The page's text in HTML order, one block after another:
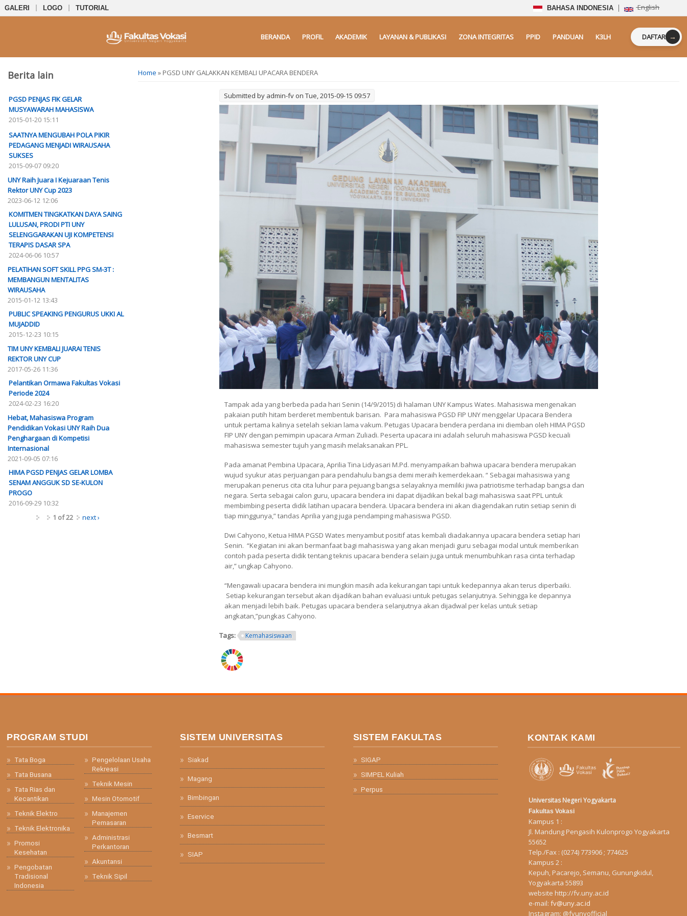
BAHASA INDONESIA English
GALERI LOGO TUTORIAL
BERANDA PROFIL AKADEMIK LAYANAN & PUBLIKASI ZONA INTEGRITAS PPID PANDUAN K3LH DAFTAR →
You are here
Home » PGSD UNY GALAKKAN KEMBALI UPACARA BENDERA
Submitted by admin-fvon Tue, 2015-09-15 09:57
Tampak ada yang berbeda pada hari Senin (14/9/2015) di halaman UNY Kampus Wates. Mahasiswa mengenakan
pakaian putih hitam berderet membentuk barisan. Para mahasiswa PGSD FIP UNY menggelar Upacara Bendera
untuk pertama kalinya setelah sekian lama vakum. Petugas Upacara bendera perdana ini diemban oleh HIMA PGSD
FIP UNY dengan pemimpin upacara Arman Zuliadi. Peserta upacara ini adalah seluruh mahasiswa PGSD kecuali
mahasiswa semester tujuh yang masih melaksanakan PPL.
Pada amanat Pembina Upacara, Aprilia Tina Lidyasari M.Pd. menyampaikan bahwa upacara bendera merupakan
wujud syukur atas perjuangan para pendahulu bangsa demi meraih kemerdekaan. “ Sebagai mahasiswa yang
merupakan penerus cita cita luhur para pejuang bangsa selayaknya memiliki jiwa patriotisme terhadap bangsa dan
negara. Serta sebagai calon guru, upacara bendera ini dapat dijadikan bekal bagi mahasiswa saat PPL untuk
membimbing peserta didik latihan upacara bendera. Upacara bendera ini akan diagendakan rutin setiap senin di
tiap minggunya,” tandas Aprilia yang juga pendamping mahasiswa PGSD.
Dwi Cahyono, Ketua HIMA PGSD Wates menyambut positif atas kembali diadakannya upacara bendera setiap hari
Senin. “Kegiatan ini akan bermanfaat bagi mahasiswa yang akan menjadi guru sebagai modal untuk memberikan
contoh pada peserta didik tentang teknis upacara bendera selain juga untuk menumbuhkan rasa cinta terhadap
air,” ungkap Cahyono.
“Mengawali upacara bendera ini mungkin masih ada kekurangan tapi untuk kedepannya akan terus diperbaiki.
Setiap kekurangan tersebut akan dijadikan bahan evaluasi untuk petugas selanjutnya. Sehingga ke depannya
akan menjadi lebih baik. Petugas upacara bendera selanjutnya akan dijadwal per kelas untuk setiap
angkatan,”pungkas Cahyono.
Tags: Kemahasiswaan
ring.png
Berita lain
PGSD PENJAS FIK GELAR
MUSYAWARAH MAHASISWA
2015-01-20 15:11
SAATNYA MENGUBAH POLA PIKIR
PEDAGANG MENJADI WIRAUSAHA
SUKSES
2015-09-07 09:20
UNY Raih Juara I Kejuaraan Tenis
Rektor UNY Cup 2023
2023-06-12 12:06
KOMITMEN TINGKATKAN DAYA SAING
LULUSAN, PRODI PTI UNY
SELENGGARAKAN UJI KOMPETENSI
TERAPIS DASAR SPA
2024-06-06 10:57
PELATIHAN SOFT SKILL PPG SM-3T :
MEMBANGUN MENTALITAS
WIRAUSAHA
2015-01-12 13:43
PUBLIC SPEAKING PENGURUS UKKI AL
MUJADDID
2015-12-23 10:15
TIM UNY KEMBALI JUARAI TENIS
REKTOR UNY CUP
2017-05-26 11:36
Pelantikan Ormawa Fakultas Vokasi
Periode 2024
2024-02-23 16:20
Hebat, Mahasiswa Program
Pendidikan Vokasi UNY Raih Dua
Penghargaan di Kompetisi
Internasional
2021-09-05 07:16
HIMA PGSD PENJAS GELAR LOMBA
SENAM ANGGUK SD SE-KULON
PROGO
2016-09-29 10:32
1 of 22
next ›
PROGRAM STUDI
Tata Boga
Tata Busana
Tata Rias dan
Kecantikan
Teknik Elektro
Teknik Elektronika
Promosi
Kesehatan
Pengobatan
Tradisional
Indonesia
Pengelolaan Usaha
Rekreasi
Teknik Mesin
Mesin Otomotif
Manajemen
Pemasaran
Administrasi
Perkantoran
Akuntansi
Teknik Sipil
SISTEM UNIVERSITAS
Siakad
Magang
Bimbingan
Eservice
Besmart
SIAP
SISTEM FAKULTAS
SIGAP
SIMPEL Kuliah
Perpus
KONTAK KAMI
Universitas Negeri Yogyakarta
Fakultas Vokasi
Kampus 1 :
Jl. Mandung Pengasih Kulonprogo Yogyakarta
55652
Telp./Fax : (0274) 773906 ; 774625
Kampus 2 :
Kepuh, Pacarejo, Semanu, Gunungkidul,
Yogyakarta 55893
website http://fv.uny.ac.id
e-mail:fv@uny.ac.id
Instagram: @fvunyofficial